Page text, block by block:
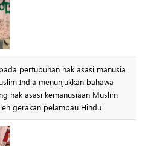
pertubuhan hak asasi manusia
India menunjukkan bahawa
hak asasi kemanusiaan Muslim
gerakan pelampau Hindu.